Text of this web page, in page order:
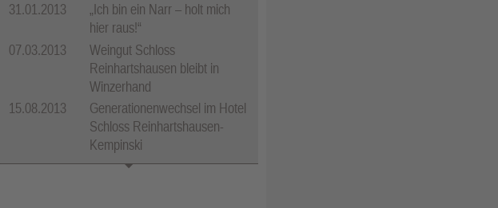
31.01.2013
„Ich bin ein Narr – holt mich
hier raus!“
07.03.2013
Weingut Schloss
Reinhartshausen bleibt in
Winzerhand
15.08.2013
Generationenwechsel im Hotel
Schloss Reinhartshausen-
Kempinski